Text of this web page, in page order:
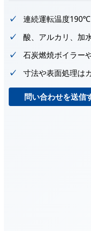
連続運転温度
酸、アルカリ、加
石炭燃焼ボイラー
寸法や表面処理は
問い合わせを送信